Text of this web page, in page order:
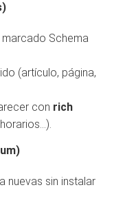
Schema
(artículo, página,
con rich
nuevas sin instalar